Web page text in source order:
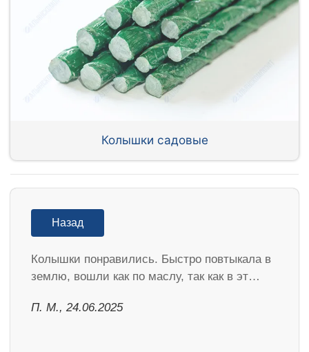
Колышки садовые
Назад
Колышки понравились. Быстро повтыкала в
землю, вошли как по маслу, так как в эт…
П. М., 24.06.2025